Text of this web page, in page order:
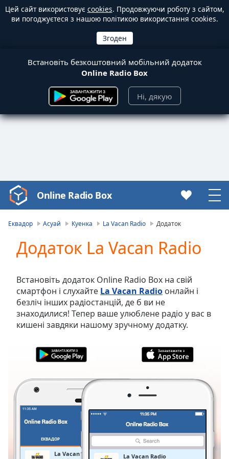
Цей сайт використовує cookies. Продовжуючи роботу з сайтом,
ви погоджуєтеся з нашою політикою використання cookies.
Встановіть безкоштовний мобільний додаток
Online Radio Box
Ні, дякую
Video
Player
Video
Skip
Backward
Skip
Forward
Mute
Current
Duration-:-
0.00%
Stream
TypeLIVE
Seek to
LIVE
Online Radio Box
Еквадор Асуай Куенка La Vacan Radio Додаток
Додаток La Vacan Radio
Встановіть додаток Online Radio Box на свій
смартфон і слухайте La Vacan Radio онлайн і
безліч інших радіостанцій, де б ви не
знаходилися! Тепер ваше улюблене радіо у вас в
кишені завдяки нашому зручному додатку.
ЕКВАДОР
La Vacan Radio La Vacan Radio